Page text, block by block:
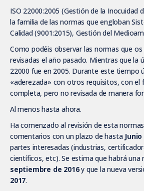
ISO 22000:2005 (Gestión de la Inocuidad
la familia de las normas que engloban
Calidad (9001:2015), Gestión del
Como podéis observar las normas que os
revisadas el año pasado. Mientras que la
22000 fue en 2005. Durante este tiempo
«aderezada» con otros requisitos, con el
completa, pero no revisada de manera
Al menos hasta ahora.
Ha comenzado al revisión de esta
comentarios con un plazo de hasta
partes interesadas (industrias,
científicos, etc). Se estima que habrá una
septiembre de 2016y que la nueva
2017.